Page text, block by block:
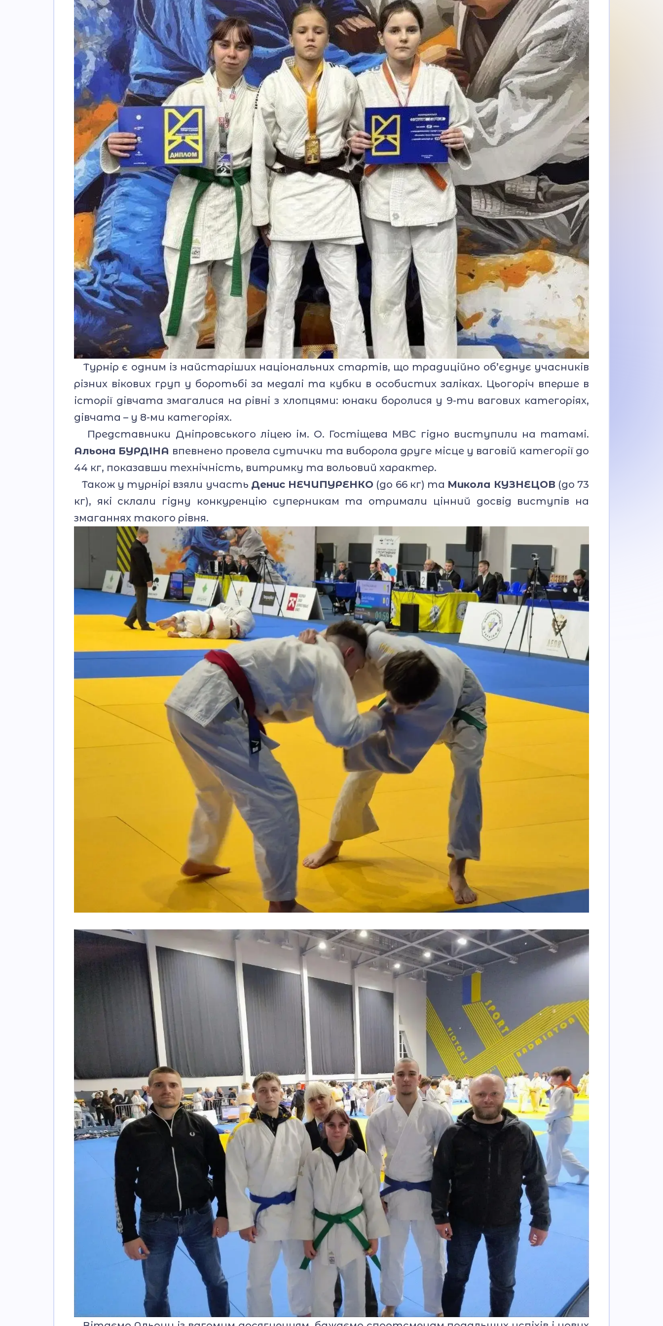
Турнір є одним із найстаріших національних стартів, що традиційно об’єднує учасників
різних вікових груп у боротьбі за медалі та кубки в особистих заліках. Цьогоріч вперше в
історії дівчата змагалися на рівні з хлопцями: юнаки боролися у 9-ти вагових категоріях,
дівчата – у 8-ми категоріях.
Представники Дніпровського ліцею ім. О. Гостіщева МВС гідно виступили на татамі.
Альона БУРДІНА впевнено провела сутички та виборола друге місце у ваговій категорії до
44 кг, показавши технічність, витримку та вольовий характер.
Також у турнірі взяли участь Денис НЕЧИПУРЕНКО (до 66 кг) та Микола КУЗНЕЦОВ (до 73
кг), які склали гідну конкуренцію суперникам та отримали цінний досвід виступів на
змаганнях такого рівня.